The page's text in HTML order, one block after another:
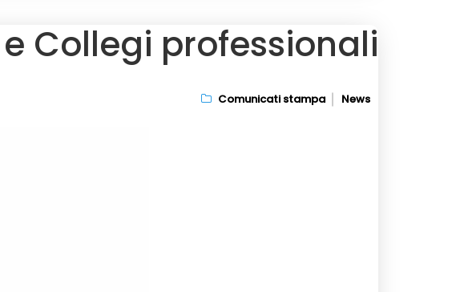
Collegi professionali
Comunicati stampa News